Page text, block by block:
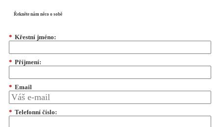
Řekněte nám něco o sobě
* Křestní jméno:
* Příjmení:
* Email
* Telefonní číslo: